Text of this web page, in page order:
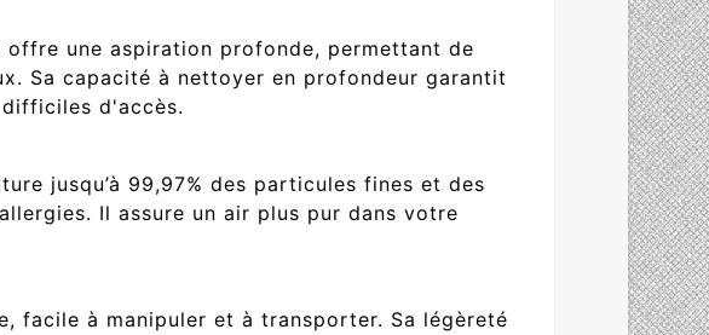
offre une aspiration profonde, permettant de
Sa capacité à nettoyer en profondeur garantit
d'accès.
jusqu’à 99,97% des particules fines et des
Il assure un air plus pur dans votre
facile à manipuler et à transporter. Sa légèreté